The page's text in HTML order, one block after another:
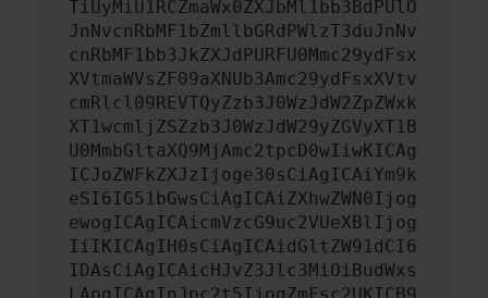
TiUyMiU1RCZmaWx0ZXJbMl1bb3BdPUlO
JnNvcnRbMF1bZmllbGRdPWlzT3duJnNv
cnRbMF1bb3JkZXJdPURFU0Mmc29ydFsx
XVtmaWVsZF09aXNUb3Amc29ydFsxXVtv
cmRlcl09REVTQyZzb3J0WzJdW2ZpZWxk
XT1wcmljZSZzb3J0WzJdW29yZGVyXT1B
U0MmbGltaXQ9MjAmc2tpcD0wIiwKICAg
ICJoZWFkZXJzIjoge30sCiAgICAiYm9k
eSI6IG51bGwsCiAgICAiZXhwZWN0Ijog
ewogICAgICAicmVzcG9uc2VUeXBlIjog
IiIKICAgIH0sCiAgICAidGltZW91dCI6
IDAsCiAgICAicHJvZ3Jlc3MiOiBudWxs